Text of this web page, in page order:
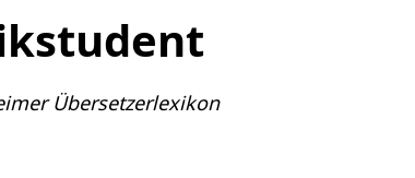
Übersetzerlexikon